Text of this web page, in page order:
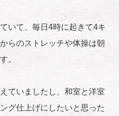
いて、毎日4時に起きて4キ
らのストレッチや体操は朝
。
ていましたし、和室と洋室
グ仕上げにしたいと思った